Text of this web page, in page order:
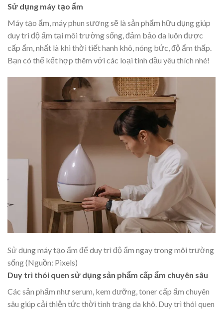
Sử dụng máy tạo ẩm
Máy tạo ẩm, máy phun sương sẽ là sản phẩm hữu dụng giúp
duy trì độ ẩm tại môi trường sống, đảm bảo da luôn được
cấp ẩm, nhất là khi thời tiết hanh khô, nóng bức, độ ẩm thấp.
Bạn có thể kết hợp thêm với các loại tinh dầu yêu thích nhé!
Sử dụng máy tạo ẩm để duy trì độ ẩm ngay trong môi trường
sống (Nguồn: Pixels)
Duy trì thói quen sử dụng sản phẩm cấp ẩm chuyên sâu
Các sản phẩm như serum, kem dưỡng, toner cấp ẩm chuyên
sâu giúp cải thiện tức thời tình trạng da khô. Duy trì thói quen